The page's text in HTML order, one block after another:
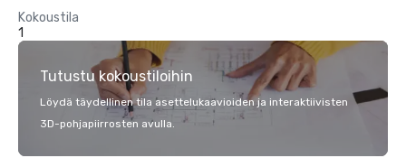
Kokoustila
1
Tutustu kokoustiloihin
Löydä täydellinen tila asettelukaavioiden ja interaktiivisten
3D-pohjapiirrosten avulla.